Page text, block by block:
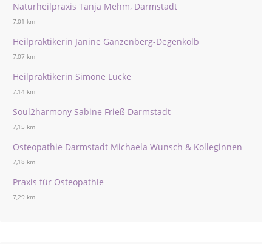
Naturheilpraxis Tanja Mehm, Darmstadt
7,01 km
Heilpraktikerin Janine Ganzenberg-Degenkolb
7,07 km
Heilpraktikerin Simone Lücke
7,14 km
Soul2harmony Sabine Frieß Darmstadt
7,15 km
Osteopathie Darmstadt Michaela Wunsch & Kolleginnen
7,18 km
Praxis für Osteopathie
7,29 km